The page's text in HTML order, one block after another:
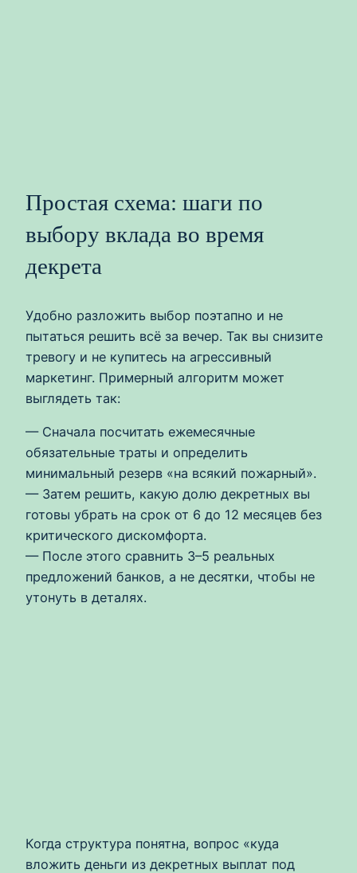
Простая схема: шаги по
выбору вклада во время
декрета
Удобно разложить выбор поэтапно и не
пытаться решить всё за вечер. Так вы снизите
тревогу и не купитесь на агрессивный
маркетинг. Примерный алгоритм может
выглядеть так:
— Сначала посчитать ежемесячные
обязательные траты и определить
минимальный резерв «на всякий пожарный».
— Затем решить, какую долю декретных вы
готовы убрать на срок от 6 до 12 месяцев без
критического дискомфорта.
— После этого сравнить 3–5 реальных
предложений банков, а не десятки, чтобы не
утонуть в деталях.
Когда структура понятна, вопрос «куда
вложить деньги из декретных выплат под